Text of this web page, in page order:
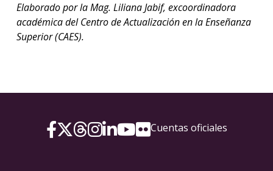
Elaborado por la Mag. Liliana Jabif, excoordinadora
académica del Centro de Actualización en la Enseñanza
Superior (CAES).
Cuentas oficiales